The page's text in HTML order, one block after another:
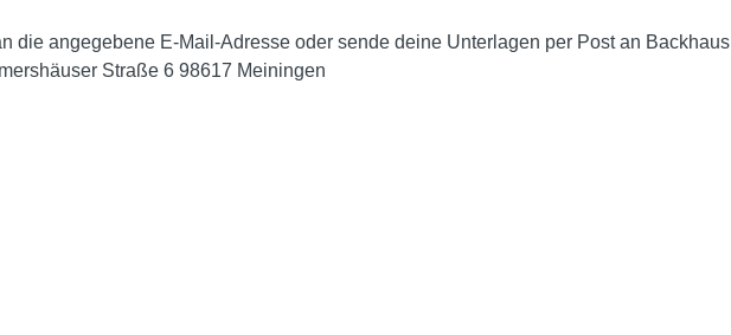
die angegebene E-Mail-Adresse oder sende deine Unterlagen per Post an Backhaus
Straße 6 98617 Meiningen